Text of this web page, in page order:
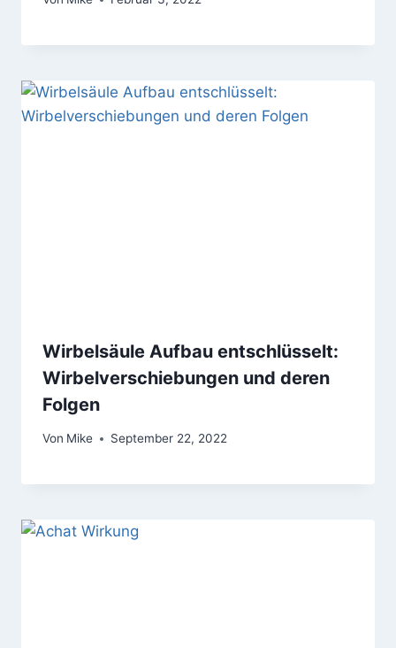
Wirbelsäule Aufbau entschlüsselt:
Wirbelverschiebungen und deren
Folgen
Von Mike September 22, 2022